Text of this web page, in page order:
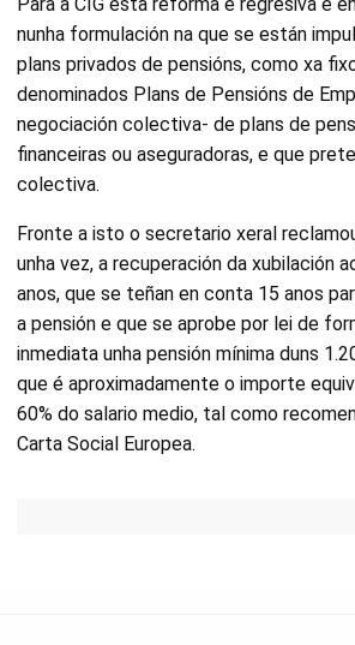
nunha formulación na que se están
plans privados de pensións, como xa
denominados Plans de Pensións de
negociación colectiva- de plans de
financeiras ou aseguradoras, e que
colectiva.
Fronte a isto o secretario xeral
unha vez, a recuperación da xubilación
anos, que se teñan en conta 15 anos
a pensión e que se aprobe por lei de
inmediata unha pensión mínima duns
que é aproximadamente o importe
60% do salario medio, tal como
Carta Social Europea.